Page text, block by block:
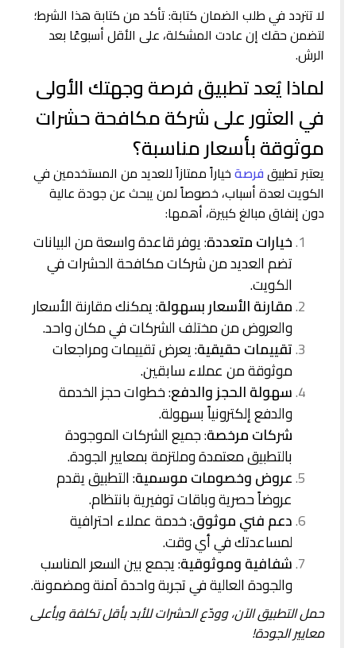
لا تتردد في طلب الضمان كتابة: تأكد من كتابة هذا الشرط؛
لتضمن حقك إن عادت المشكلة، على الأقل أسبوعًا بعد
الرش.
لماذا يُعد تطبيق فرصة وجهتك الأولى
في العثور على شركة مكافحة حشرات
موثوقة بأسعار مناسبة؟
يعتبر تطبيقفرصةخياراً ممتازاً للعديد من المستخدمين في
الكويت لعدة أسباب، خصوصاً لمن يبحث عن جودة عالية
دون إنفاق مبالغ كبيرة، أهمها:
خيارات متعددة: يوفر قاعدة واسعة من البيانات
تضم العديد من شركات مكافحة الحشرات في
الكويت.
مقارنة الأسعار بسهولة: يمكنك مقارنة الأسعار
والعروض من مختلف الشركات في مكان واحد.
تقييمات حقيقية: يعرض تقييمات ومراجعات
موثوقة من عملاء سابقين.
سهولة الحجز والدفع: خطوات حجز الخدمة
والدفع إلكترونياً بسهولة.
شركات مرخصة: جميع الشركات الموجودة
بالتطبيق معتمدة وملتزمة بمعايير الجودة.
عروض وخصومات موسمية: التطبيق يقدم
عروضاً حصرية وباقات توفيرية بانتظام.
دعم فني موثوق: خدمة عملاء احترافية
لمساعدتك في أي وقت.
شفافية وموثوقية: يجمع بين السعر المناسب
والجودة العالية في تجربة واحدة آمنة ومضمونة.
حمل التطبيق الآن، وودّع الحشرات للأبد بأقل تكلفة وبأعلى
معايير الجودة!